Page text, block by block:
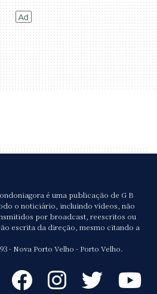
é uma publicação de G B
o noticiário, incluindo vídeos, não
por broadcast, reescritos ou
escrita da direção, mesmo citando a
- Nova Porto Velho - Porto Velho.